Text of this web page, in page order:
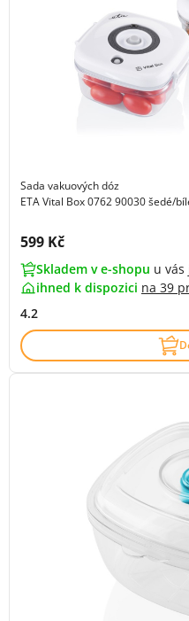
Sada vakuových dóz
ETA Vital Box 0762 90030 šedé/
Cena s DPH:
599 Kč
Skladem v e-shopu u vás
ihned k dispozici na 39
4.2